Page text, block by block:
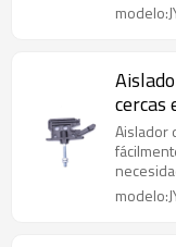
cercas
Aislador